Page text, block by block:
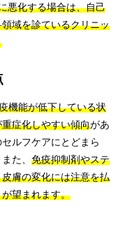
悪化する場合は、自己
域を診ているクリニッ
機能が低下している状
症化しやすい傾向があ
ルフケアにとどまら
た、 免疫抑制剤やステ
膚の変化には注意を払
望まれます。